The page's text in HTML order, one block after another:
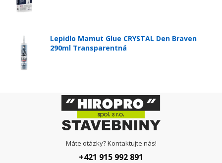
Lepidlo Mamut Glue CRYSTAL Den Braven
290ml Transparentná
Máte otázky? Kontaktujte nás!
+421 915 992 891